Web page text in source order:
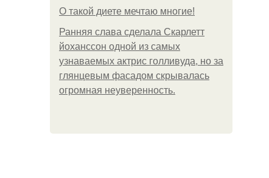
О такой диете мечтаю многие!
Ранняя слава сделала Скарлетт
йоханссон одной из самых
узнаваемых актрис голливуда, но за
глянцевым фасадом скрывалась
огромная неуверенность.